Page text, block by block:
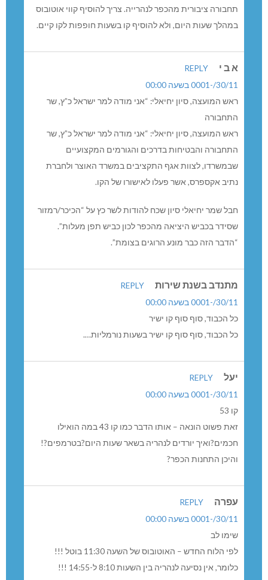
??
רענן
REPLY
30/11/-0001 בשעה 00:00
האם הקו החדש במקום קו 43 או בתוספת אליו?
אם במקומו – אז למעשה לא הוסיפו כמעט דבר (למעט יום
שבת)
ואם בנוסף אליו – אז יש מספר אוטובוסים שיוצאים באותה
שעה או כמעט באותה שעה משני הקווים.
אני לא רואה שיפור משמעותי כלשהו, או שלא הבנתי משהו.
ברוריה
REPLY
30/11/-0001 בשעה 00:00
קו אוטובוס חדש/ישן
אוטובוס מס’ 43 שנוסע היום. עדיין במרבית שעות היום אין
תחבורה ציבורית מהכפר לנהרייה. צריך להוסיף קווי אוטובוס
במהלך שעות היום, ולא להוסיף קו בשעות חופפות לקו קיים.
30/11/-0001 בשעה 00:00
ראש המועצה, סיון יחיאלי: “אני מודה למר ישראל כ”ץ, שר
התחבורה
ראש המועצה, סיון יחיאלי: “אני מודה למר ישראל כ”ץ, שר
התחבורה והבטיחות בדרכים והגורמים המקצועיים
שבמשרדו, לצוות אגף התקציבים במשרד האוצר ולחברת
נתיב אקספרס, אשר פעלו לאישורו של הקו.
שסידר בכביש היציאה מהכפר לכון כביש תפן מעלות”.
“הדבר הזה כבר מונע הרוגים בצומת”.
מתנדב בשנת שירות
REPLY